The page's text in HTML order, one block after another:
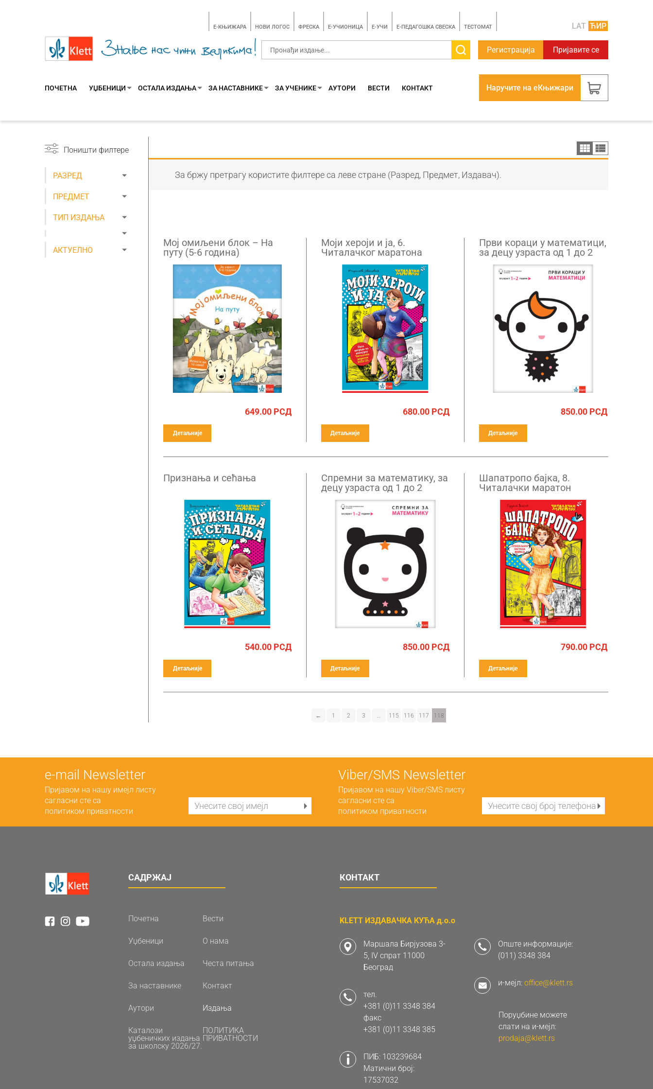
E-КЊИЖАРА НОВИ ЛОГОС ФРЕСКА E-УЧИОНИЦА E-УЧИ Е-ПЕДАГОШКА СВЕСКА TЕСТОМАТ LAT ЋИР
Регистрација Пријавите се
ПОЧЕТНА УЏБЕНИЦИ ОСТАЛА ИЗДАЊА ЗА НАСТАВНИКЕ ЗА УЧЕНИКЕ АУТОРИ ВЕСТИ КОНТАКТ Наручите на еКњижари
Поништи филтере
РАЗРЕД
ПРЕДМЕТ
ТИП ИЗДАЊА
АКТУЕЛНО
За бржу претрагу користите филтере са леве стране (Разред, Предмет, Издавач).
Мој омиљени блок – На
путу (5-6 годинa)
649.00РСД
Детаљније
Моји хероји и ја, 6.
Читалачког маратона
680.00РСД
Детаљније
Први кораци у математици,
за децу узраста од 1 до 2
године
850.00РСД
Детаљније
Признања и сећања
540.00РСД
Детаљније
Спремни за математику, за
децу узраста од 1 до 2
године
850.00РСД
Детаљније
Шапатропо бајка, 8.
Читалачки маратон
790.00РСД
Детаљније
← 1 2 3 … 115 116 117 118
е-mail Newsletter
Пријавом на нашу имејл листу
сагласни сте са
политиком приватности
Viber/SMS Newsletter
Пријавом на нашу Viber/SMS листу
сагласни сте са
политиком приватности
САДРЖАЈ
Почетна Вести
Уџбеници О нама
Остала издања Честа питања
За наставнике Контакт
Аутори Издања
Каталози
уџбеничких издања
за школску 2026/27.
ПОЛИТИКА
ПРИВАТНОСТИ
КОНТАКТ
KLETT ИЗДАВАЧКА КУЋА д.о.о
Маршала Бирјузова 3-
5, IV спрат 11000
Београд
тел.
+381 (0)11 3348 384
факс
+381 (0)11 3348 385
ПИБ: 103239684
Матични број:
17537032
Опште информације:
(011) 3348 384
и-мејл: office@klett.rs
Поруџбине можете
слати на и-мејл:
prodaja@klett.rs